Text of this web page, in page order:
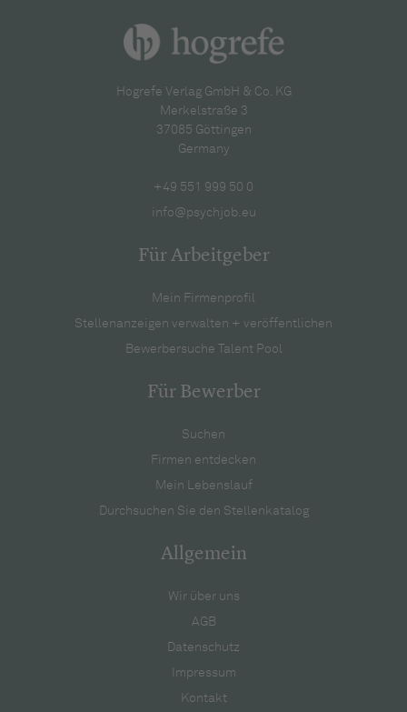
Hogrefe Verlag GmbH & Co. KG
Merkelstraße 3
37085 Göttingen
Germany
+49 551 999 50 0
info@psychjob.eu
Für Arbeitgeber
Mein Firmenprofil
Stellenanzeigen verwalten + veröffentlichen
Bewerbersuche Talent Pool
Für Bewerber
Suchen
Firmen entdecken
Mein Lebenslauf
Durchsuchen Sie den Stellenkatalog
Allgemein
Wir über uns
AGB
Datenschutz
Impressum
Kontakt